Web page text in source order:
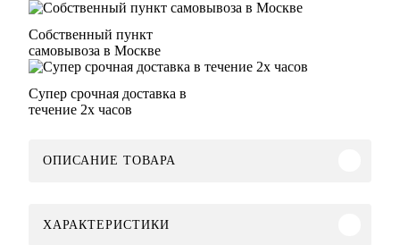
Собственный пункт
самовывоза в Москве
Супер срочная доставка в
течение 2х часов
ОПИСАНИЕ ТОВАРА
ХАРАКТЕРИСТИКИ